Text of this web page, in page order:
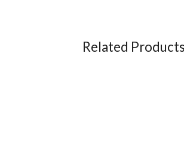
Related Products